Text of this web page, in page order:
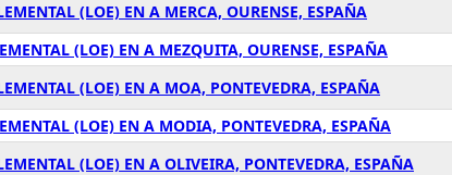
(LOE) EN A MERCA, OURENSE, ESPAÑA
(LOE) EN A MEZQUITA, OURENSE, ESPAÑA
(LOE) EN A MOA, PONTEVEDRA, ESPAÑA
(LOE) EN A MODIA, PONTEVEDRA, ESPAÑA
(LOE) EN A OLIVEIRA, PONTEVEDRA, ESPAÑA